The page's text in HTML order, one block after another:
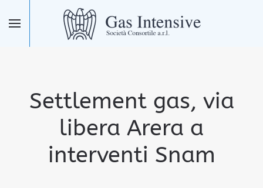
Skip to main content
Settlement gas, via
libera Arera a
interventi Snam